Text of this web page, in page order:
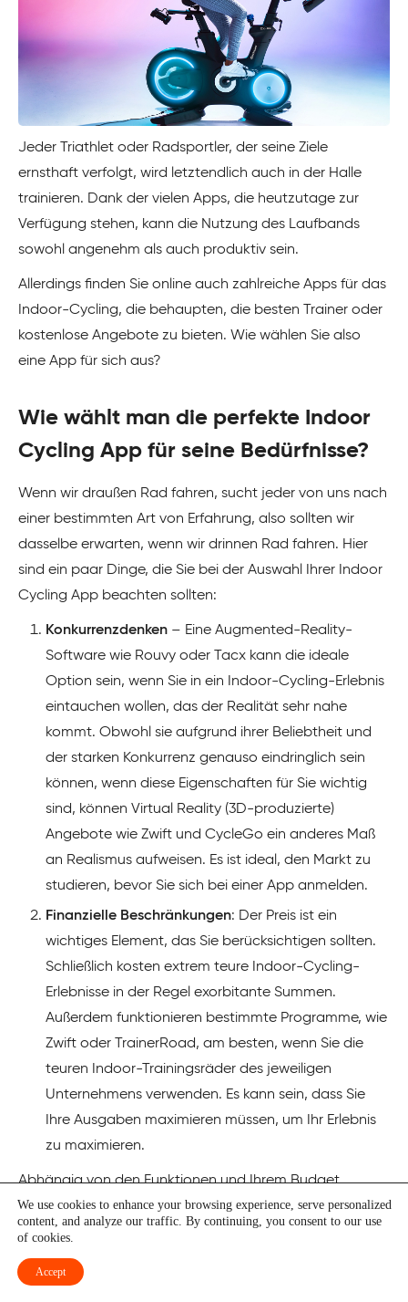
Jeder Triathlet oder Radsportler, der seine Ziele
ernsthaft verfolgt, wird letztendlich auch in der Halle
trainieren. Dank der vielen Apps, die heutzutage zur
Verfügung stehen, kann die Nutzung des Laufbands
sowohl angenehm als auch produktiv sein.
Allerdings finden Sie online auch zahlreiche Apps für das
Indoor-Cycling, die behaupten, die besten Trainer oder
kostenlose Angebote zu bieten. Wie wählen Sie also
eine App für sich aus?
Wie wählt man die perfekte Indoor
Cycling App für seine Bedürfnisse?
Wenn wir draußen Rad fahren, sucht jeder von uns nach
einer bestimmten Art von Erfahrung, also sollten wir
dasselbe erwarten, wenn wir drinnen Rad fahren. Hier
sind ein paar Dinge, die Sie bei der Auswahl Ihrer Indoor
Cycling App beachten sollten:
Konkurrenzdenken – Eine Augmented-Reality-
Software wie Rouvy oder Tacx kann die ideale
Option sein, wenn Sie in ein Indoor-Cycling-Erlebnis
eintauchen wollen, das der Realität sehr nahe
kommt. Obwohl sie aufgrund ihrer Beliebtheit und
der starken Konkurrenz genauso eindringlich sein
können, wenn diese Eigenschaften für Sie wichtig
sind, können Virtual Reality (3D-produzierte)
Angebote wie Zwift und CycleGo ein anderes Maß
an Realismus aufweisen. Es ist ideal, den Markt zu
studieren, bevor Sie sich bei einer App anmelden.
Finanzielle Beschränkungen: Der Preis ist ein
wichtiges Element, das Sie berücksichtigen sollten.
Schließlich kosten extrem teure Indoor-Cycling-
Erlebnisse in der Regel exorbitante Summen.
Außerdem funktionieren bestimmte Programme, wie
Zwift oder TrainerRoad, am besten, wenn Sie die
teuren Indoor-Trainingsräder des jeweiligen
Unternehmens verwenden. Es kann sein, dass Sie
Ihre Ausgaben maximieren müssen, um Ihr Erlebnis
zu maximieren.
Abhängig von den Funktionen und Ihrem Budget
können Sie also eine der Apps wählen, die ich hier in der
Liste aufgeführt habe. Schließlich benötigen einige
dieser Apps einen Smart Trainer. Lassen Sie uns mehr
darüber herausfinden.
We use cookies to enhance your browsing experience, serve personalized
content, and analyze our traffic. By continuing, you consent to our use
of cookies.
Accept